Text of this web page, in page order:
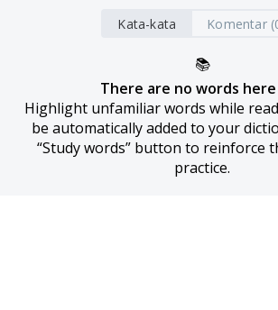
Kata-kata Komentar
📚
There are no words
Highlight unfamiliar words while
be automatically added to your
“Study words” button to reinforce
practice.